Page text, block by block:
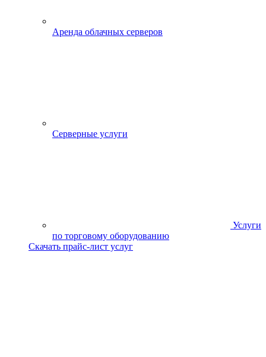
Аренда облачных серверов
Серверные услуги
Услуги
по торговому оборудованию
Скачать прайс-лист услуг